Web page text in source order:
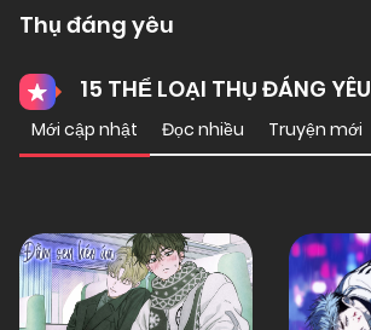
Thụ đáng yêu
15 THỂ LOẠI THỤ ĐÁNG YÊU
Mới cập nhật Đọc nhiều Truyện mới